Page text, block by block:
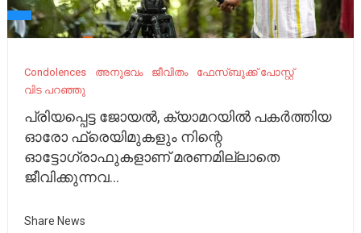
Condolences അനുഭവം ജീവിതം
ഫേസ്ബുക്ക് പോസ്റ്റ്
വിട പറഞ്ഞു
പ്രിയപ്പെട്ട ജോയൽ, ക്യാമറയിൽ പകർത്തിയ
ഓരോ ഫ്രെയിമുകളും നിന്റെ
ഓട്ടോഗ്രാഫുകളാണ് മരണമില്ലാതെ
ജീവിക്കുന്നവ…
Share News